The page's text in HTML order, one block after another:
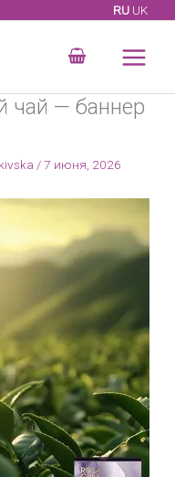
RU UK
чай — баннер
/7 июня, 2026